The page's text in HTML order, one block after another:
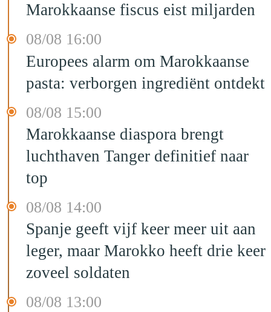
Marokkaanse fiscus eist miljarden
08/08 16:00
Europees alarm om Marokkaanse
pasta: verborgen ingrediënt ontdekt
08/08 15:00
Marokkaanse diaspora brengt
luchthaven Tanger definitief naar
top
08/08 14:00
Spanje geeft vijf keer meer uit aan
leger, maar Marokko heeft drie keer
zoveel soldaten
08/08 13:00